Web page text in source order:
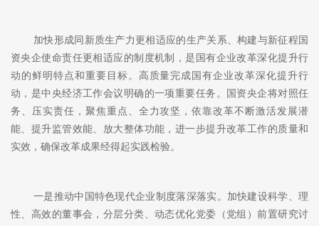
加快形成同新质生产力更相适应的生产关系、构建与新征程国
资央企使命责任更相适应的制度机制，是国有企业改革深化提升行
动的鲜明特点和重要目标。高质量完成国有企业改革深化提升行
动，是中央经济工作会议明确的一项重要任务。国资央企将对照任
务、压实责任，聚焦重点、全力攻坚，依靠改革不断激活发展潜
能、提升监管效能、放大整体功能，进一步提升改革工作的质量和
实效，确保改革成果经得起实践检验。
一是推动中国特色现代企业制度落深落实。加快建设科学、理
性、高效的董事会，分层分类、动态优化党委（党组）前置研究讨